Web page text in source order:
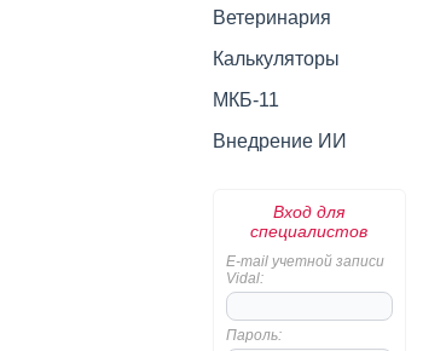
Ветеринария
Калькуляторы
МКБ-11
Внедрение ИИ
Вход для
специалистов
E-mail учетной записи
Vidal:
Пароль: